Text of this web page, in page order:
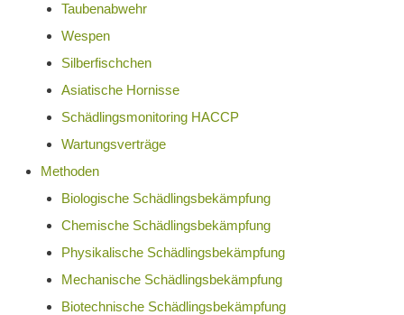
Taubenabwehr
Wespen
Silberfischchen
Asiatische Hornisse
Schädlingsmonitoring HACCP
Wartungsverträge
Methoden
Biologische Schädlingsbekämpfung
Chemische Schädlingsbekämpfung
Physikalische Schädlingsbekämpfung
Mechanische Schädlingsbekämpfung
Biotechnische Schädlingsbekämpfung